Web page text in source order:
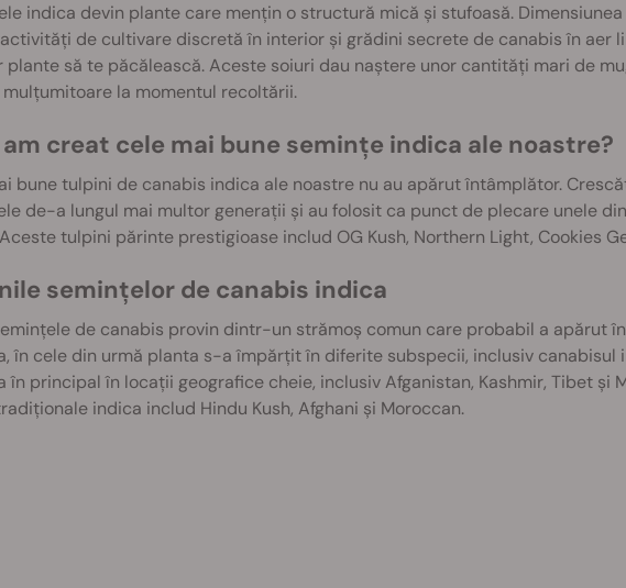
indica devin plante care mențin o structură mică și stufoasă.
de cultivare discretă în interior și grădini secrete de canabis în aer
plante să te păcălească. Aceste soiuri dau naștere unor cantități mari de
la momentul recoltării.
creat cele mai bune semințe indica ale noastre?
bune tulpini de canabis indica ale noastre nu au apărut întâmplător.
de-a lungul mai multor generații și au folosit ca punct de plecare unele
tulpini părinte prestigioase includ OG Kush, Northern Light, Cookies
semințelor de canabis indica
de canabis provin dintr-un strămoș comun care probabil a apărut
în cele din urmă planta s-a împărțit în diferite subspecii, inclusiv canabisul
în principal în locații geografice cheie, inclusiv Afganistan, Kashmir, Tibet și
indica includ Hindu Kush, Afghani și Moroccan.